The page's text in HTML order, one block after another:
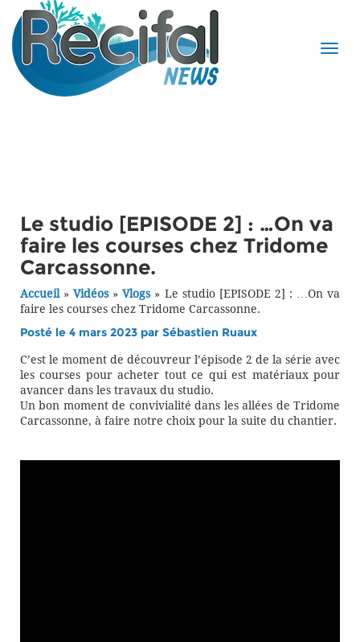
Le studio [EPISODE 2] : …On va
faire les courses chez Tridome
Carcassonne.
Accueil»Vidéos»Vlogs» Le studio [EPISODE 2] : …On va
faire les courses chez Tridome Carcassonne.
Posté le 4 mars 2023 par Sébastien Ruaux
C’est le moment de découvreur l’épisode 2 de la série avec
les courses pour acheter tout ce qui est matériaux pour
avancer dans les travaux du studio.
Un bon moment de convivialité dans les allées de Tridome
Carcassonne, à faire notre choix pour la suite du chantier.